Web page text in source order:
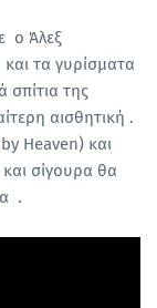
ο Άλεξ
τα γυρίσματα
σπίτια της
αισθητική .
Heaven) και
σίγουρα θα
.